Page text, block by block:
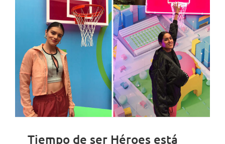
Tiempo de ser Héroes está